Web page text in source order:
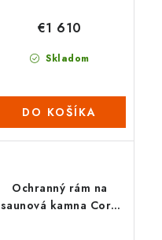
Skladom
€1 610
DO KOŠÍKA
Ochranný rám na
saunová kamna Core